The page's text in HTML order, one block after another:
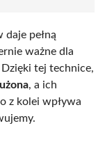
pełną
ważne dla
tej technice,
, a ich
z kolei wpływa